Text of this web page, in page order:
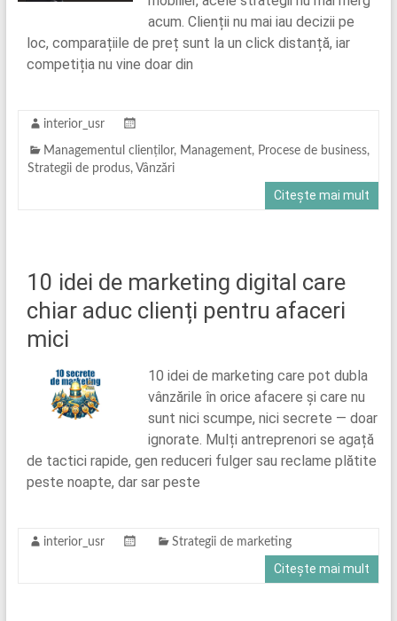
acum. Clienții nu mai iau decizii pe
loc, comparațiile de preț sunt la un click distanță, iar
competiția nu vine doar din
interior_usr
Managementul clienților, Management, Procese de business,
Strategii de produs, Vânzări
Citește mai mult
10 idei de marketing digital care
chiar aduc clienți pentru afaceri
mici
10 idei de marketing care pot dubla
vânzările în orice afacere și care nu
sunt nici scumpe, nici secrete — doar
ignorate. Mulți antreprenori se agață
de tactici rapide, gen reduceri fulger sau reclame plătite
peste noapte, dar sar peste
interior_usr Strategii de marketing
Citește mai mult